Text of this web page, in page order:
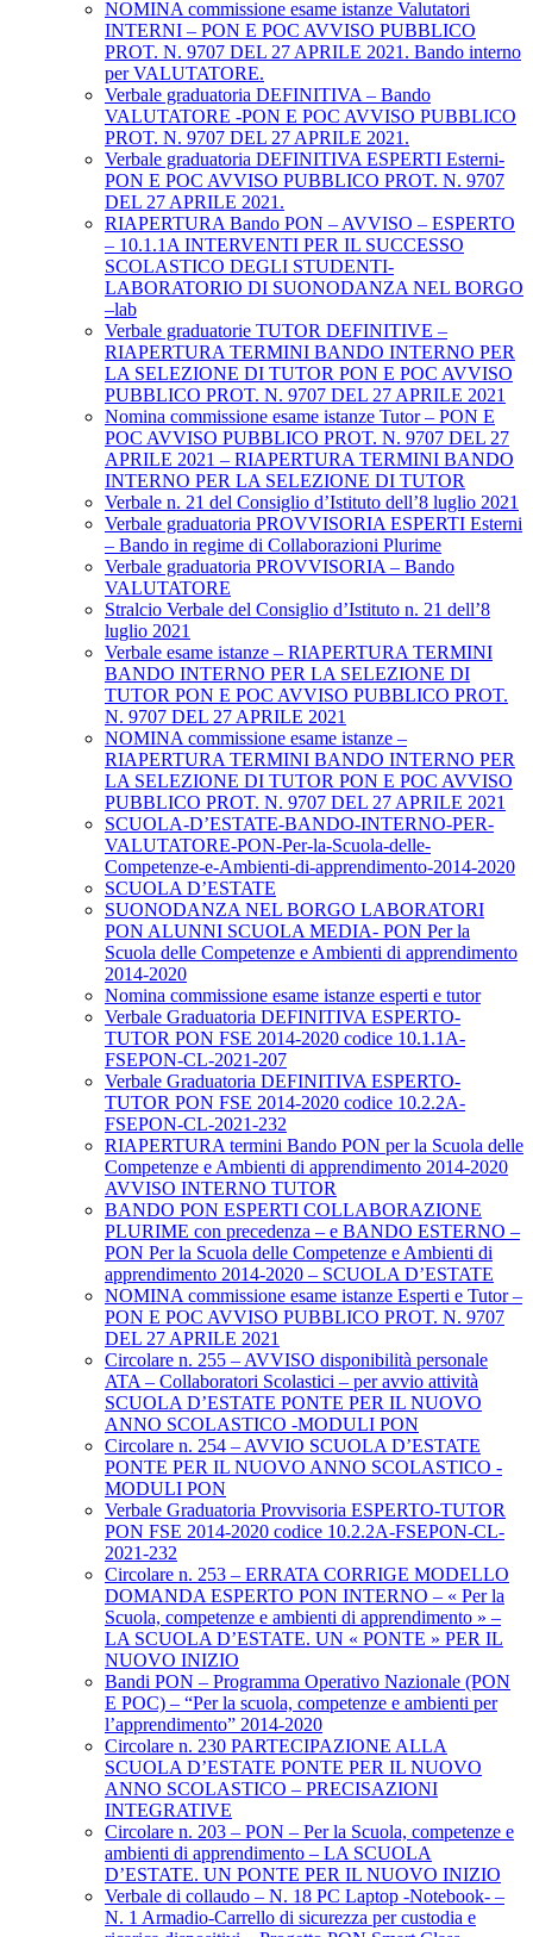
NOMINA commissione esame istanze Valutatori
INTERNI – PON E POC AVVISO PUBBLICO
PROT. N. 9707 DEL 27 APRILE 2021. Bando interno
per VALUTATORE.
Verbale graduatoria DEFINITIVA – Bando
VALUTATORE -PON E POC AVVISO PUBBLICO
PROT. N. 9707 DEL 27 APRILE 2021.
Verbale graduatoria DEFINITIVA ESPERTI Esterni-
PON E POC AVVISO PUBBLICO PROT. N. 9707
DEL 27 APRILE 2021.
RIAPERTURA Bando PON – AVVISO – ESPERTO
– 10.1.1A INTERVENTI PER IL SUCCESSO
SCOLASTICO DEGLI STUDENTI-
LABORATORIO DI SUONODANZA NEL BORGO
–lab
Verbale graduatorie TUTOR DEFINITIVE –
RIAPERTURA TERMINI BANDO INTERNO PER
LA SELEZIONE DI TUTOR PON E POC AVVISO
PUBBLICO PROT. N. 9707 DEL 27 APRILE 2021
Nomina commissione esame istanze Tutor – PON E
POC AVVISO PUBBLICO PROT. N. 9707 DEL 27
APRILE 2021 – RIAPERTURA TERMINI BANDO
INTERNO PER LA SELEZIONE DI TUTOR
Verbale n. 21 del Consiglio d’Istituto dell’8 luglio 2021
Verbale graduatoria PROVVISORIA ESPERTI Esterni
– Bando in regime di Collaborazioni Plurime
Verbale graduatoria PROVVISORIA – Bando
VALUTATORE
Stralcio Verbale del Consiglio d’Istituto n. 21 dell’8
luglio 2021
Verbale esame istanze – RIAPERTURA TERMINI
BANDO INTERNO PER LA SELEZIONE DI
TUTOR PON E POC AVVISO PUBBLICO PROT.
N. 9707 DEL 27 APRILE 2021
NOMINA commissione esame istanze –
RIAPERTURA TERMINI BANDO INTERNO PER
LA SELEZIONE DI TUTOR PON E POC AVVISO
PUBBLICO PROT. N. 9707 DEL 27 APRILE 2021
SCUOLA-D’ESTATE-BANDO-INTERNO-PER-
VALUTATORE-PON-Per-la-Scuola-delle-
Competenze-e-Ambienti-di-apprendimento-2014-2020
SCUOLA D’ESTATE
SUONODANZA NEL BORGO LABORATORI
PON ALUNNI SCUOLA MEDIA- PON Per la
Scuola delle Competenze e Ambienti di apprendimento
2014-2020
Nomina commissione esame istanze esperti e tutor
Verbale Graduatoria DEFINITIVA ESPERTO-
TUTOR PON FSE 2014-2020 codice 10.1.1A-
FSEPON-CL-2021-207
Verbale Graduatoria DEFINITIVA ESPERTO-
TUTOR PON FSE 2014-2020 codice 10.2.2A-
FSEPON-CL-2021-232
RIAPERTURA termini Bando PON per la Scuola delle
Competenze e Ambienti di apprendimento 2014-2020
AVVISO INTERNO TUTOR
BANDO PON ESPERTI COLLABORAZIONE
PLURIME con precedenza – e BANDO ESTERNO –
PON Per la Scuola delle Competenze e Ambienti di
apprendimento 2014-2020 – SCUOLA D’ESTATE
NOMINA commissione esame istanze Esperti e Tutor –
PON E POC AVVISO PUBBLICO PROT. N. 9707
DEL 27 APRILE 2021
Circolare n. 255 – AVVISO disponibilità personale
ATA – Collaboratori Scolastici – per avvio attività
SCUOLA D’ESTATE PONTE PER IL NUOVO
ANNO SCOLASTICO -MODULI PON
Circolare n. 254 – AVVIO SCUOLA D’ESTATE
PONTE PER IL NUOVO ANNO SCOLASTICO -
MODULI PON
Verbale Graduatoria Provvisoria ESPERTO-TUTOR
PON FSE 2014-2020 codice 10.2.2A-FSEPON-CL-
2021-232
Circolare n. 253 – ERRATA CORRIGE MODELLO
DOMANDA ESPERTO PON INTERNO – « Per la
Scuola, competenze e ambienti di apprendimento » –
LA SCUOLA D’ESTATE. UN « PONTE » PER IL
NUOVO INIZIO
Bandi PON – Programma Operativo Nazionale (PON
E POC) – “Per la scuola, competenze e ambienti per
l’apprendimento” 2014-2020
Circolare n. 230 PARTECIPAZIONE ALLA
SCUOLA D’ESTATE PONTE PER IL NUOVO
ANNO SCOLASTICO – PRECISAZIONI
INTEGRATIVE
Circolare n. 203 – PON – Per la Scuola, competenze e
ambienti di apprendimento – LA SCUOLA
D’ESTATE. UN PONTE PER IL NUOVO INIZIO
Verbale di collaudo – N. 18 PC Laptop -Notebook- –
N. 1 Armadio-Carrello di sicurezza per custodia e